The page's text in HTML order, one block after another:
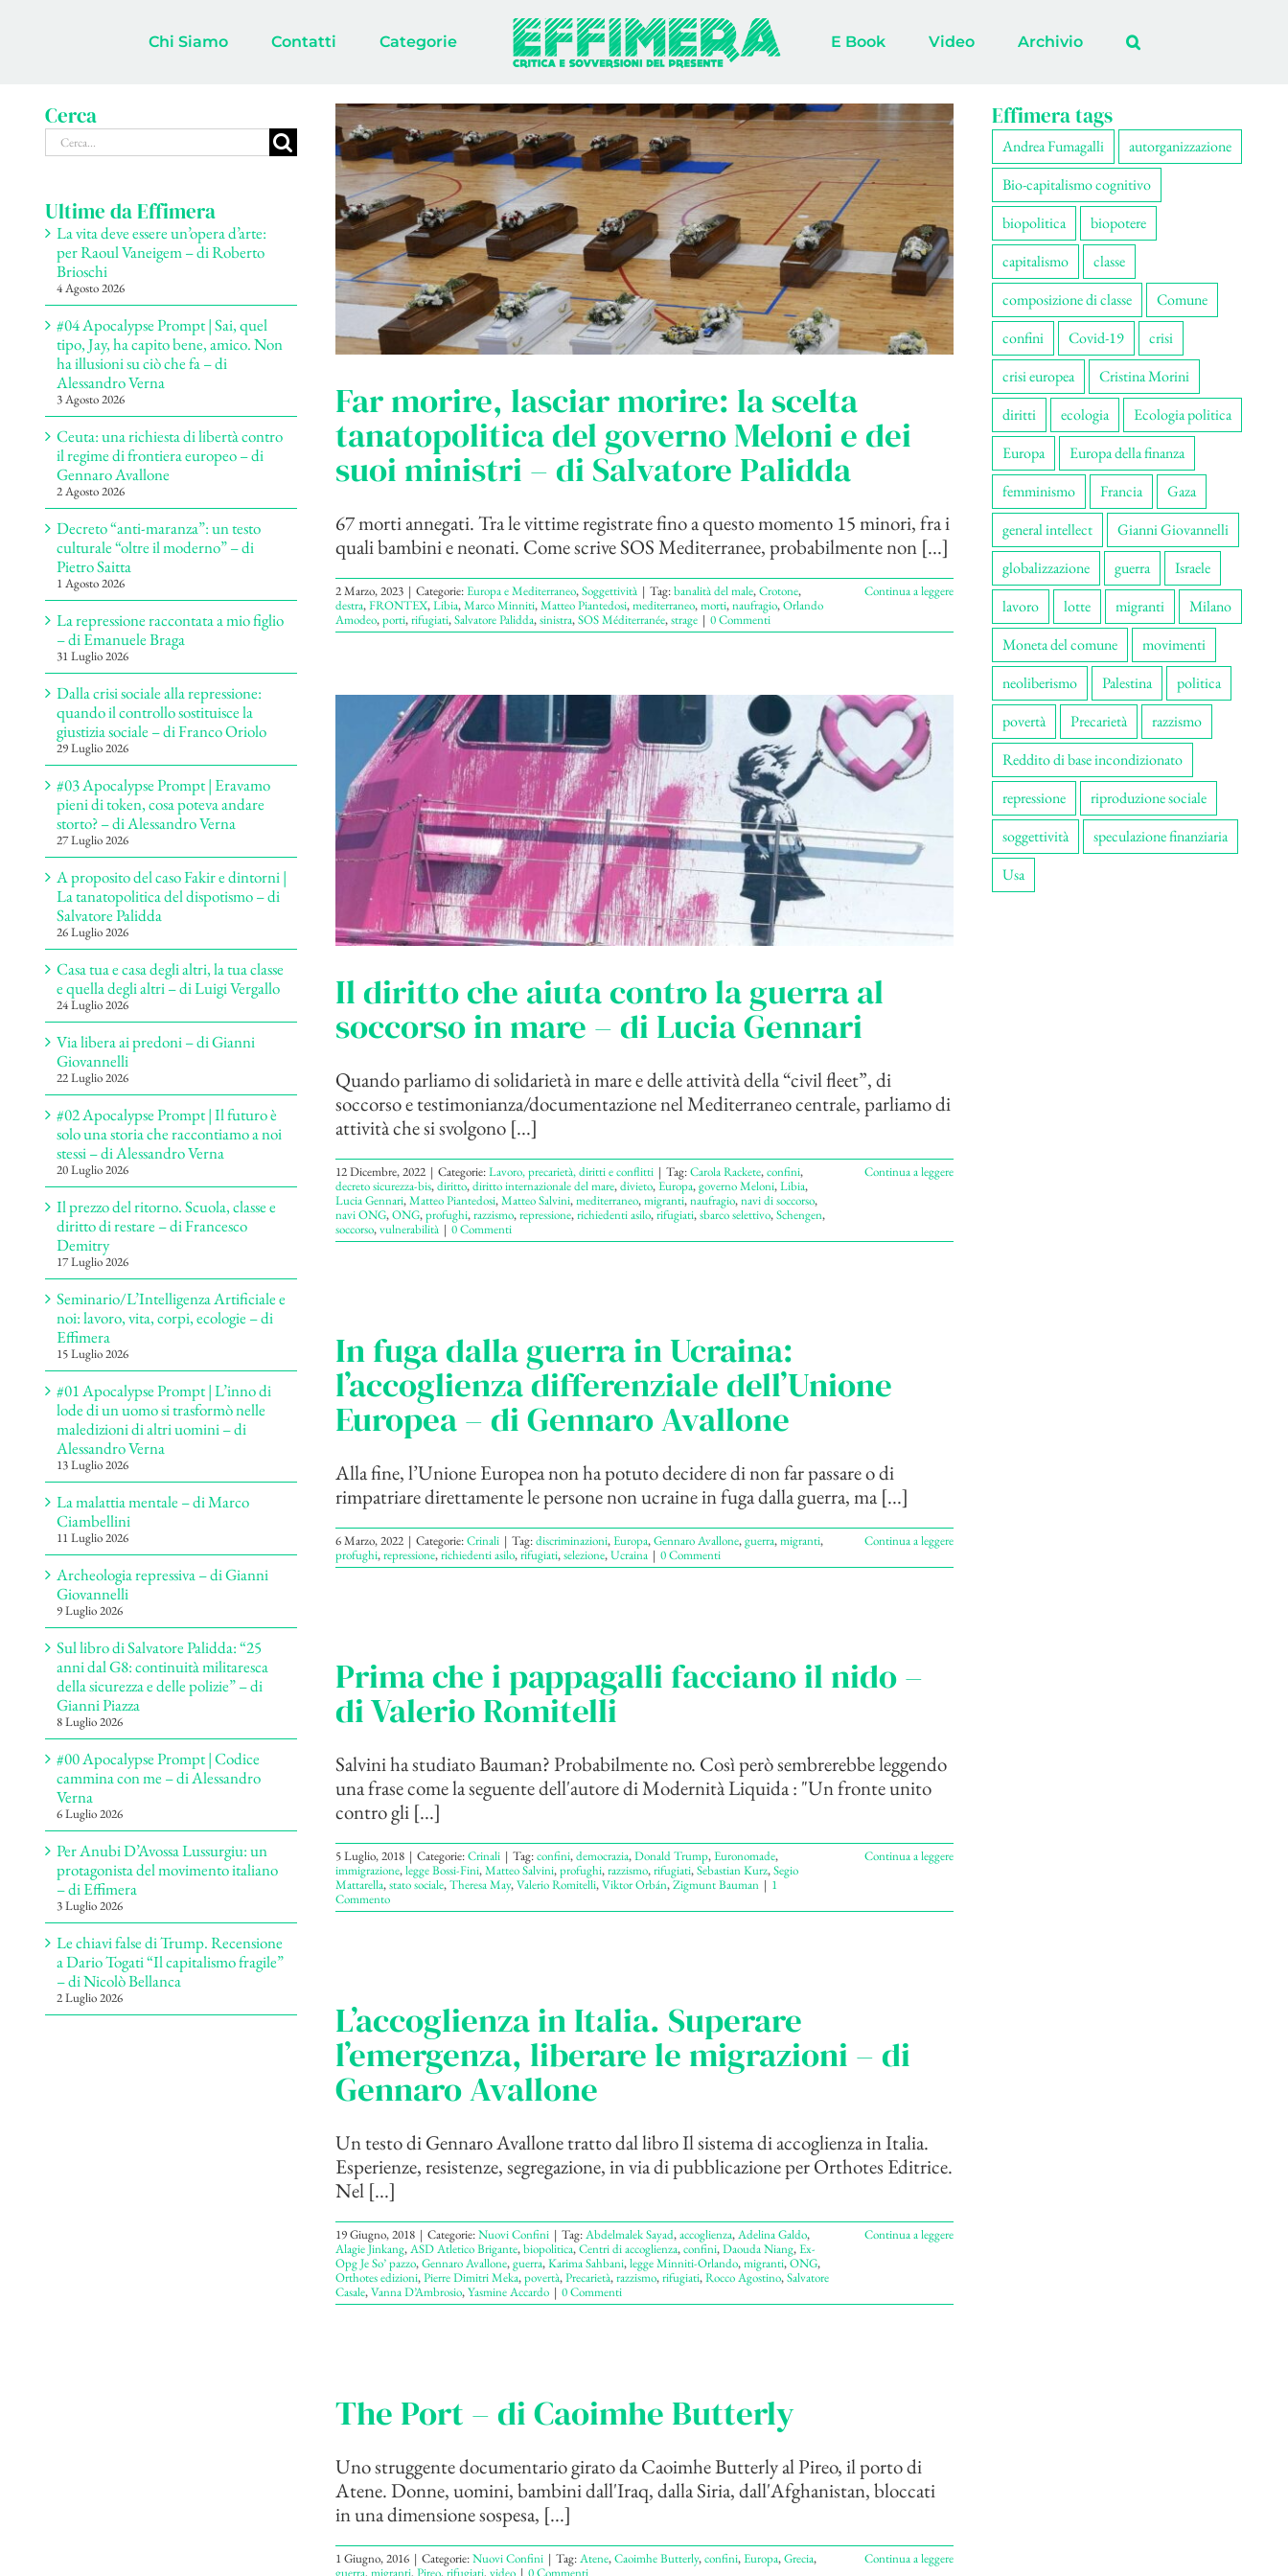
Chi Siamo Contatti Categorie E Book Video Archivio
Far morire, lasciar morire: la scelta
tanatopolitica del governo Meloni e dei
suoi ministri – di Salvatore Palidda
67 morti annegati. Tra le vittime registrate fino a questo momento 15 minori, fra i
quali bambini e neonati. Come scrive SOS Mediterranee, probabilmente non [...]
2 Marzo, 2023 | Categorie:Europa e Mediterraneo,Soggettività | Tag:banalità del male,Crotone,
destra,FRONTEX,Libia,Marco Minniti,Matteo Piantedosi,mediterraneo,morti,naufragio,Orlando
Amodeo,porti,rifugiati,Salvatore Palidda,sinistra,SOS Méditerranée,strage | 0 Commenti
Continua a leggere
Il diritto che aiuta contro la guerra al
soccorso in mare – di Lucia Gennari
Quando parliamo di solidarietà in mare e delle attività della “civil fleet”, di
soccorso e testimonianza/documentazione nel Mediterraneo centrale, parliamo di
attività che si svolgono [...]
12 Dicembre, 2022 | Categorie:Lavoro, precarietà, diritti e conflitti | Tag:Carola Rackete,confini,
decreto sicurezza-bis,diritto,diritto internazionale del mare,divieto,Europa,governo Meloni,Libia,
Lucia Gennari,Matteo Piantedosi,Matteo Salvini,mediterraneo,migranti,naufragio,navi di soccorso,
navi ONG,ONG,profughi,razzismo,repressione,richiedenti asilo,rifugiati,sbarco selettivo,Schengen,
soccorso,vulnerabilità | 0 Commenti
Continua a leggere
In fuga dalla guerra in Ucraina:
l’accoglienza differenziale dell’Unione
Europea – di Gennaro Avallone
Alla fine, l’Unione Europea non ha potuto decidere di non far passare o di
rimpatriare direttamente le persone non ucraine in fuga dalla guerra, ma [...]
6 Marzo, 2022 | Categorie:Crinali | Tag:discriminazioni,Europa,Gennaro Avallone,guerra,migranti,
profughi,repressione,richiedenti asilo,rifugiati,selezione,Ucraina | 0 Commenti
Continua a leggere
Prima che i pappagalli facciano il nido –
di Valerio Romitelli
Salvini ha studiato Bauman? Probabilmente no. Così però sembrerebbe leggendo
una frase come la seguente dell'autore di Modernità Liquida : "Un fronte unito
contro gli [...]
5 Luglio, 2018 | Categorie:Crinali | Tag:confini,democrazia,Donald Trump,Euronomade,
immigrazione,legge Bossi-Fini,Matteo Salvini,profughi,razzismo,rifugiati,Sebastian Kurz,Segio
Mattarella,stato sociale,Theresa May,Valerio Romitelli,Viktor Orbán,Zigmunt Bauman | 1
Commento
Continua a leggere
L’accoglienza in Italia. Superare
l’emergenza, liberare le migrazioni – di
Gennaro Avallone
Un testo di Gennaro Avallone tratto dal libro Il sistema di accoglienza in Italia.
Esperienze, resistenze, segregazione, in via di pubblicazione per Orthotes Editrice.
Nel [...]
19 Giugno, 2018 | Categorie:Nuovi Confini | Tag:Abdelmalek Sayad,accoglienza,Adelina Galdo,
Alagie Jinkang,ASD Atletico Brigante,biopolitica,Centri di accoglienza,confini,Daouda Niang,Ex-
Opg Je So’ pazzo,Gennaro Avallone,guerra,Karima Sahbani,legge Minniti-Orlando,migranti,ONG,
Orthotes edizioni,Pierre Dimitri Meka,povertà,Precarietà,razzismo,rifugiati,Rocco Agostino,Salvatore
Casale,Vanna D’Ambrosio,Yasmine Accardo | 0 Commenti
Continua a leggere
The Port – di Caoimhe Butterly
Uno struggente documentario girato da Caoimhe Butterly al Pireo, il porto di
Atene. Donne, uomini, bambini dall'Iraq, dalla Siria, dall'Afghanistan, bloccati
in una dimensione sospesa, [...]
1 Giugno, 2016 | Categorie:Nuovi Confini | Tag:Atene,Caoimhe Butterly,confini,Europa,Grecia,
Continua a leggere
Cerca
Cerca
per:
Ultime da Effimera
La vita deve essere un’opera d’arte:
per Raoul Vaneigem – di Roberto
Brioschi
4 Agosto 2026
#04 Apocalypse Prompt | Sai, quel
tipo, Jay, ha capito bene, amico. Non
ha illusioni su ciò che fa – di
Alessandro Verna
3 Agosto 2026
Ceuta: una richiesta di libertà contro
il regime di frontiera europeo – di
Gennaro Avallone
2 Agosto 2026
Decreto “anti-maranza”: un testo
culturale “oltre il moderno” – di
Pietro Saitta
1 Agosto 2026
La repressione raccontata a mio figlio
– di Emanuele Braga
31 Luglio 2026
Dalla crisi sociale alla repressione:
quando il controllo sostituisce la
giustizia sociale – di Franco Oriolo
29 Luglio 2026
#03 Apocalypse Prompt | Eravamo
pieni di token, cosa poteva andare
storto? – di Alessandro Verna
27 Luglio 2026
A proposito del caso Fakir e dintorni |
La tanatopolitica del dispotismo – di
Salvatore Palidda
26 Luglio 2026
Casa tua e casa degli altri, la tua classe
e quella degli altri – di Luigi Vergallo
24 Luglio 2026
Via libera ai predoni – di Gianni
Giovannelli
22 Luglio 2026
#02 Apocalypse Prompt | Il futuro è
solo una storia che raccontiamo a noi
stessi – di Alessandro Verna
20 Luglio 2026
Il prezzo del ritorno. Scuola, classe e
diritto di restare – di Francesco
Demitry
17 Luglio 2026
Seminario/L’Intelligenza Artificiale e
noi: lavoro, vita, corpi, ecologie – di
Effimera
15 Luglio 2026
#01 Apocalypse Prompt | L’inno di
lode di un uomo si trasformò nelle
maledizioni di altri uomini – di
Alessandro Verna
13 Luglio 2026
La malattia mentale – di Marco
Ciambellini
11 Luglio 2026
Archeologia repressiva – di Gianni
Giovannelli
9 Luglio 2026
Sul libro di Salvatore Palidda: “25
anni dal G8: continuità militaresca
della sicurezza e delle polizie” – di
Gianni Piazza
8 Luglio 2026
#00 Apocalypse Prompt | Codice
cammina con me – di Alessandro
Verna
6 Luglio 2026
Per Anubi D’Avossa Lussurgiu: un
protagonista del movimento italiano
– di Effimera
3 Luglio 2026
Le chiavi false di Trump. Recensione
a Dario Togati “Il capitalismo fragile”
– di Nicolò Bellanca
2 Luglio 2026
Effimera tags
Andrea Fumagalli
autorganizzazione
Bio-capitalismo cognitivo
biopolitica
biopotere
capitalismo
classe
composizione di classe
Comune
confini
Covid-19
crisi
crisi europea
Cristina Morini
diritti
ecologia
Ecologia politica
Europa
Europa della finanza
femminismo
Francia
Gaza
general intellect
Gianni Giovannelli
globalizzazione
guerra
Israele
lavoro
lotte migranti
Milano
Moneta del comune
movimenti
neoliberismo
Palestina
politica
povertà
Precarietà
razzismo
Reddito di base incondizionato
repressione
riproduzione sociale
soggettività
speculazione finanziaria
Usa